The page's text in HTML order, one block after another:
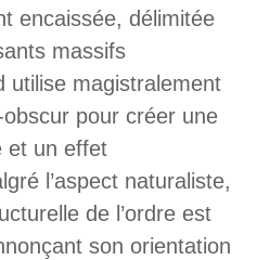
encaissée, délimitée
massifs
utilise magistralement
pour créer une
et un effet
l’aspect naturaliste,
de l’ordre est
son orientation